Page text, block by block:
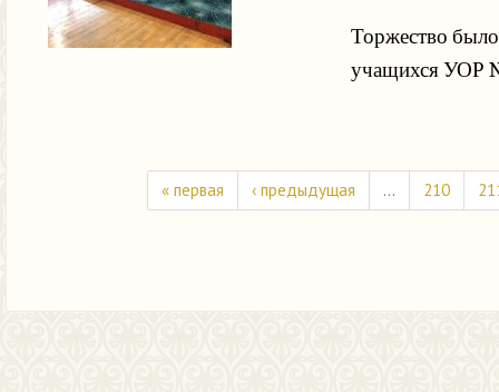
Торжество
учащихся УОР
« первая ‹ предыдущая … 210